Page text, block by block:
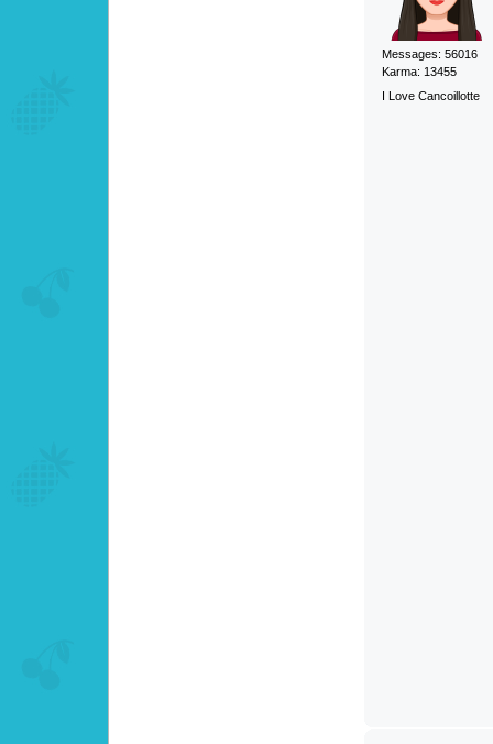
Messages: 56016
Karma: 13455
I Love Cancoillotte